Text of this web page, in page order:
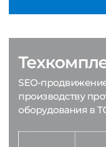
SEO-
производству
оборудования в